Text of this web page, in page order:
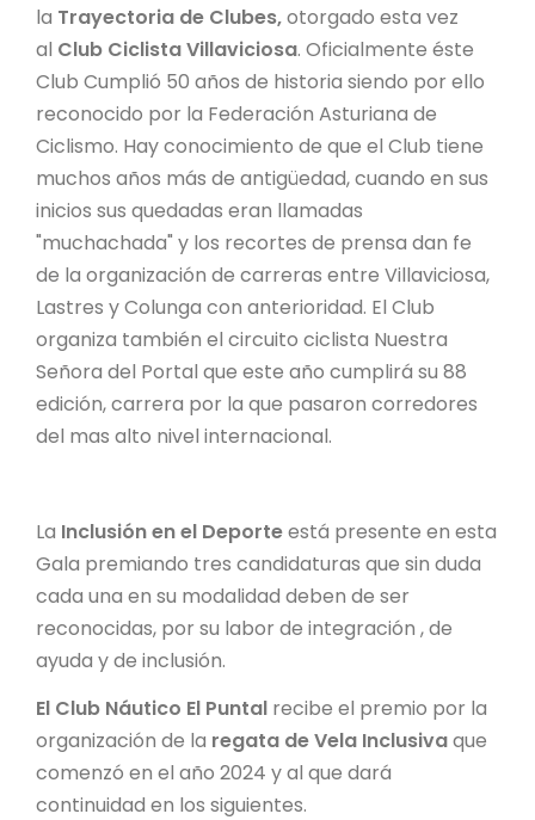
la Trayectoria de Clubes,otorgado esta vez
al Club Ciclista Villaviciosa. Oficialmente éste
Club Cumplió 50 años de historia siendo por ello
reconocido por la Federación Asturiana de
Ciclismo. Hay conocimiento de que el Club tiene
muchos años más de antigüedad, cuando en sus
inicios sus quedadas eran llamadas
"muchachada" y los recortes de prensa dan fe
de la organización de carreras entre Villaviciosa,
Lastres y Colunga con anterioridad. El Club
organiza también el circuito ciclista Nuestra
Señora del Portal que este año cumplirá su 88
edición, carrera por la que pasaron corredores
del mas alto nivel internacional.
La Inclusión en el Deporteestá presente en esta
Gala premiando tres candidaturas que sin duda
cada una en su modalidad deben de ser
reconocidas, por su labor de integración , de
ayuda y de inclusión.
El Club Náutico El Puntal recibe el premio por la
organización de la regata de Vela Inclusivaque
comenzó en el año 2024 y al que dará
continuidad en los siguientes.